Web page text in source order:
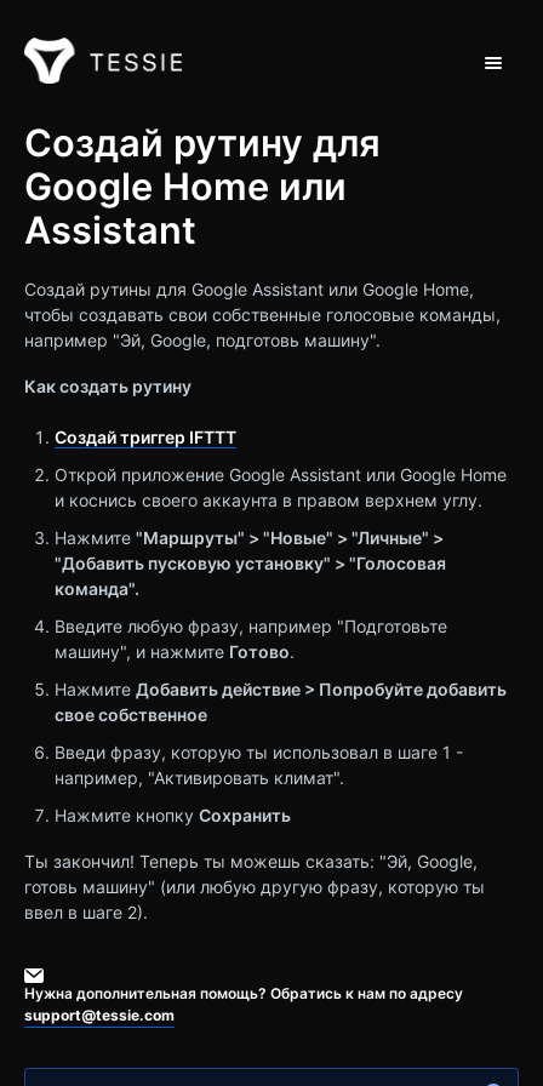
Toggle
Поддержка дома
Обращайся на
Создай рутину для
Google Home или
Assistant
Создай рутины для Google Assistant или Google Home,
чтобы создавать свои собственные голосовые команды,
например "Эй, Google, подготовь машину".
Как создать рутину
Создай триггер IFTTT
Открой приложение Google Assistant или Google Home
и коснись своего аккаунта в правом верхнем углу.
Нажмите "Маршруты" > "Новые" > "Личные" >
"Добавить пусковую установку" > "Голосовая
команда".
Введите любую фразу, например "Подготовьте
машину", и нажмите Готово.
Нажмите Добавить действие > Попробуйте добавить
свое собственное
Введи фразу, которую ты использовал в шаге 1 -
например, "Активировать климат".
Нажмите кнопку Сохранить
Ты закончил! Теперь ты можешь сказать: "Эй, Google,
готовь машину" (или любую другую фразу, которую ты
ввел в шаге 2).
Нужна дополнительная помощь? Обратись к нам по адресу
support@tessie.com